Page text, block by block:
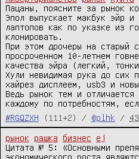
Пацаны, поясните за рынок
Эпол выпускает макбук эйр и
лаптопов как по указке из
клонировать.
При этом дрочеры на старый
просроченном 10-летнем
качества эйра (легкий,
Хули невидимая рука до сих
хайрез дисплеем, usb3 и
Ведь рынок тем и
каждому по потребностям,
#RGQZXH
(111+2) / @plhk /
рынок рашка бизнес
ej
Цитата № 5: «Основными
экономического роста